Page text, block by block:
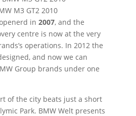
M3 GT2 2010
in 2007, and the
centre is now at the very
operations. In 2012 the
and now we can
Group brands under one
of the city beats just a short
Park. BMW Welt presents